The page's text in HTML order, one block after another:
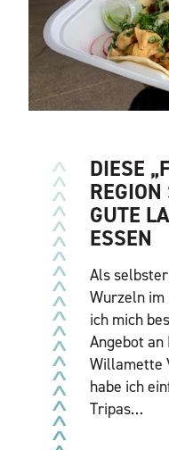
DIESE
GUTE
ESSEN
Als
Wurzeln im
ich mich
Angebot
Willamette
habe ich
Tripas…